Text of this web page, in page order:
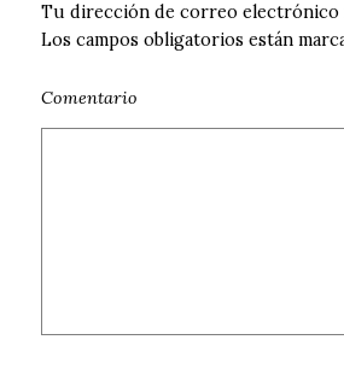
Tu dirección de correo electrónico
Los campos obligatorios están
Comentario